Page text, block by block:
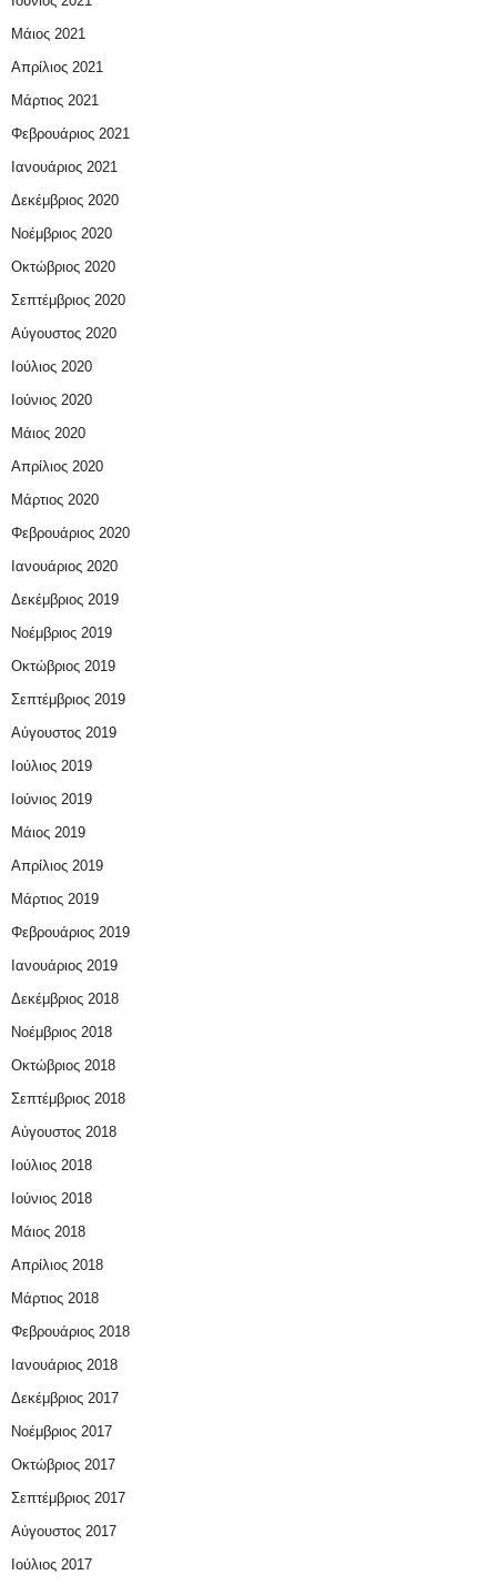
Μάιος 2021
Απρίλιος 2021
Μάρτιος 2021
Φεβρουάριος 2021
Ιανουάριος 2021
Δεκέμβριος 2020
Νοέμβριος 2020
Οκτώβριος 2020
Σεπτέμβριος 2020
Αύγουστος 2020
Ιούλιος 2020
Ιούνιος 2020
Μάιος 2020
Απρίλιος 2020
Μάρτιος 2020
Φεβρουάριος 2020
Ιανουάριος 2020
Δεκέμβριος 2019
Νοέμβριος 2019
Οκτώβριος 2019
Σεπτέμβριος 2019
Αύγουστος 2019
Ιούλιος 2019
Ιούνιος 2019
Μάιος 2019
Απρίλιος 2019
Μάρτιος 2019
Φεβρουάριος 2019
Ιανουάριος 2019
Δεκέμβριος 2018
Νοέμβριος 2018
Οκτώβριος 2018
Σεπτέμβριος 2018
Αύγουστος 2018
Ιούλιος 2018
Ιούνιος 2018
Μάιος 2018
Απρίλιος 2018
Μάρτιος 2018
Φεβρουάριος 2018
Ιανουάριος 2018
Δεκέμβριος 2017
Νοέμβριος 2017
Οκτώβριος 2017
Σεπτέμβριος 2017
Αύγουστος 2017
Ιούλιος 2017